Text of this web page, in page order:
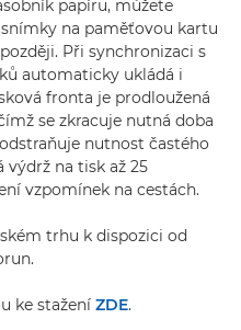
papíru, můžete
na paměťovou kartu
Při synchronizaci s
automaticky ukládá i
fronta je prodloužená
se zkracuje nutná doba
nutnost častého
na tisk až 25
vzpomínek na cestách.
trhu k dispozici od
ke stažení ZDE.